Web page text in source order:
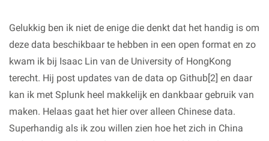
Gelukkig ben ik niet de enige die denkt dat het handig is om
deze data beschikbaar te hebben in een open format en zo
kwam ik bij Isaac Lin van de University of HongKong
terecht. Hij post updates van de data op Github[2] en daar
kan ik met Splunk heel makkelijk en dankbaar gebruik van
maken. Helaas gaat het hier over alleen Chinese data.
Superhandig als ik zou willen zien hoe het zich in China